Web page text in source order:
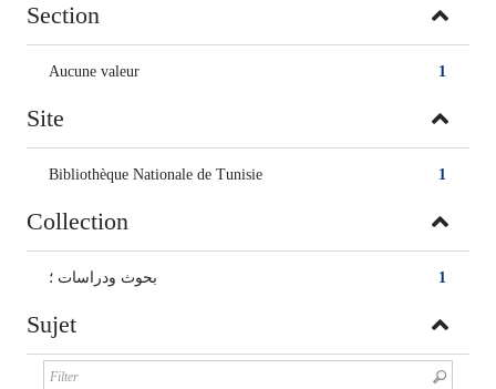
Section
1
Aucune valeur
Site
1
Bibliothèque Nationale de Tunisie
Collection
1 بحوث ودراسات‏ ؛
Sujet